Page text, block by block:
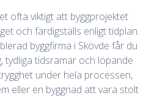
ofta viktigt att byggprojektet
och färdigställs enligt tidplan.
byggfirma i Skövde får du
tydliga tidsramar och löpande
under hela processen,
eller en byggnad att vara stolt